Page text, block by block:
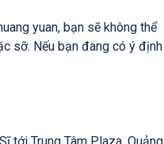
yuan, bạn sẽ không thể
sỡ. Nếu bạn đang có ý định